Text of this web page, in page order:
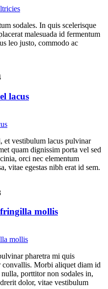
sodales. In quis scelerisque
malesuada id fermentum
leo justo, commodo ac
lacus
et vestibulum lacus pulvinar
quam dignissim porta vel sed
orci nec elementum
vitae egestas nibh erat id sem.
fringilla mollis
pharetra mi quis
convallis. Morbi aliquet diam id
porttitor non sodales in,
dolor, vitae vestibulum